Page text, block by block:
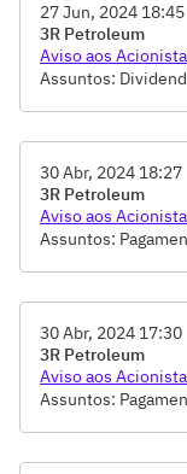
27 Jun, 2024 18:45
3R Petroleum
Aviso aos
Assuntos:
30 Abr, 2024 18:27
3R Petroleum
Aviso aos
Assuntos:
30 Abr, 2024 17:30
3R Petroleum
Aviso aos
Assuntos: